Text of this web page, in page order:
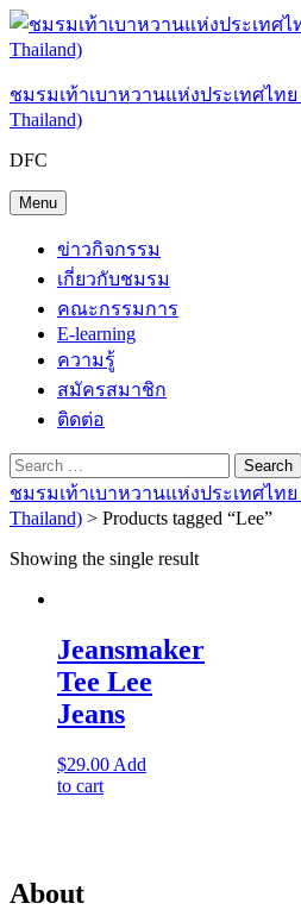
Skip
to
content
ชมรมเท้าเบาหวานแห่งประเทศไทย
Thailand)
DFC
Menu
ข่าวกิจกรรม
เกี่ยวกับชมรม
คณะกรรมการ
E-learning
ความรู้
สมัครสมาชิก
ติดต่อ
Search
Search
Close
Search
for:
Search
ชมรมเท้าเบาหวานแห่งประเทศไทย
Thailand) > Products tagged “Lee”
Showing the single result
Jeansmaker
Tee Lee
Jeans
$29.00 Add
to cart
About